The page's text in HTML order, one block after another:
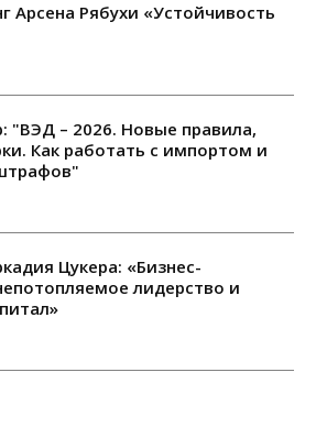
Арсена Рябухи «Устойчивость
"ВЭД – 2026. Новые правила,
Как работать с импортом и
Цукера: «Бизнес-
лидерство и